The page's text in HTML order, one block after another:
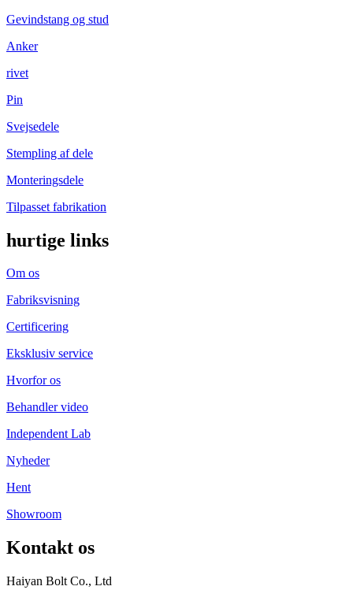
Gevindstang og stud
Anker
rivet
Pin
Svejsedele
Stempling af dele
Monteringsdele
Tilpasset fabrikation
hurtige links
Om os
Fabriksvisning
Certificering
Eksklusiv service
Hvorfor os
Behandler video
Independent Lab
Nyheder
Hent
Showroom
Kontakt os
Haiyan Bolt Co., Ltd